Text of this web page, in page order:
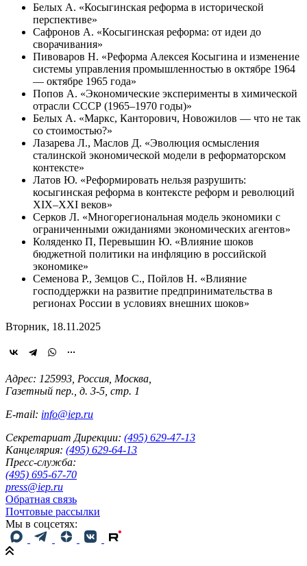
Белых А. «Косыгинская реформа в исторической
перспективе»
Сафронов А. «Косыгинская реформа: от идеи до
сворачивания»
Пивоваров Н. «Реформа Алексея Косыгина и изменение
системы управления промышленностью в октябре 1964
— октябре 1965 года»
Попов А. «Экономические эксперименты в химической
отрасли СССР (1965–1970 годы)»
Белых А. «Маркс, Канторович, Новожилов — что не так
со стоимостью?»
Лазарева Л., Маслов Д. «Эволюция осмысления
сталинской экономической модели в реформаторском
контексте»
Латов Ю. «Реформировать нельзя разрушить:
косыгинская реформа в контексте реформ и революций
XIX–XXI веков»
Серков Л. «Многорегиональная модель экономики с
ограниченными ожиданиями экономических агентов»
Коляденко П, Перевышин Ю. «Влияние шоков
бюджетной политики на инфляцию в российской
экономике»
Семенова Р., Земцов С., Пойлов Н. «Влияние
господдержки на развитие предпринимательства в
регионах России в условиях внешних шоков»
Вторник, 18.11.2025
Адрес: 125993, Россия, Москва,
Газетный пер., д. 3-5, стр. 1
E-mail: info@iep.ru
Секретариат Дирекции: (495) 629-47-13
Канцелярия: (495) 629-64-13
Пресс-служба:
(495) 695-67-70
press@iep.ru
Обратная связь
Почтовые рассылки
Мы в соцсетях: